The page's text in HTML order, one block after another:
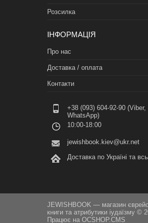
Розсилка
ІНФОРМАЦІЯ
Про нас
Доставка / оплата
Контакти
+38 (093) 604-92-90 (Viber,
WhatsApp)
10:00-18:00
jewishbook.kiev@ukr.net
Доставка по Україні та
JEWISHBOOK — магазин
книги та атрибутики іудаїзму ©
Працює на OCSHOP.CMS